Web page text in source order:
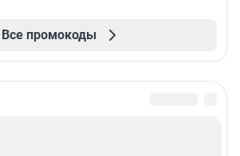
Все промокоды